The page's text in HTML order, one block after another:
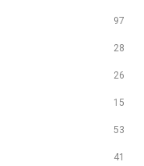
97
28
26
15
53
41